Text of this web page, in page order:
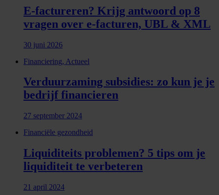
E-factureren? Krijg antwoord op 8
vragen over e-facturen, UBL & XML
30 juni 2026
Financiering, Actueel
Verduurzaming subsidies: zo kun je je
bedrijf financieren
27 september 2024
Financiële gezondheid
Liquiditeits problemen? 5 tips om je
liquiditeit te verbeteren
21 april 2024